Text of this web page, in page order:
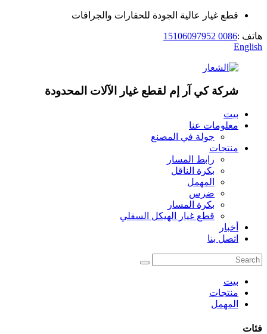
قطع غيار عالية الجودة للحفارات والجرافات
هاتف :0086 15106097952
English
شركة كي آر إم لقطع غيار الآلات المحدودة
بيت
معلومات عنا
جولة في المصنع
منتجات
رابط المسار
بكرة الناقل
المهمل
ضرس
بكرة المسار
قطع غيار الهيكل السفلي
أخبار
اتصل بنا
بيت
منتجات
المهمل
فئات